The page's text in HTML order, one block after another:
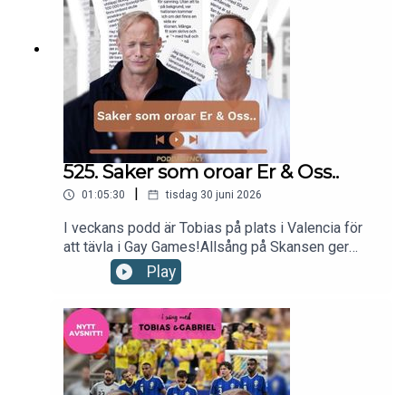
525. Saker som oroar Er & Oss..
01:05:30 tisdag 30 juni 2026
I veckans podd är Tobias på plats i Valencia för
att tävla i Gay Games!Allsång på Skansen ger
Gabriel stressutslag.Countrystjärnan Garth Brooks
har fyllt Hyde Park.Vi diskuterar våra lyssnares
farhågor för framtiden. Till sist listar vi våra
egna.Nu kör vi!kontakt: hello@poddagency.comI
säng med Tobias & Gabriel produceras av
Poddagency
Play